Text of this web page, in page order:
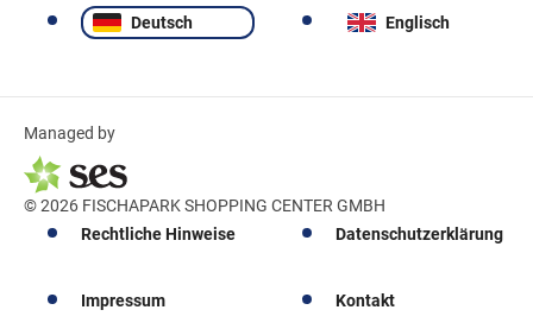
Deutsch Englisch
Managed by
© 2026 FISCHAPARK SHOPPING CENTER GMBH
Rechtliche Hinweise
Datenschutzerklärung
Impressum Kontakt